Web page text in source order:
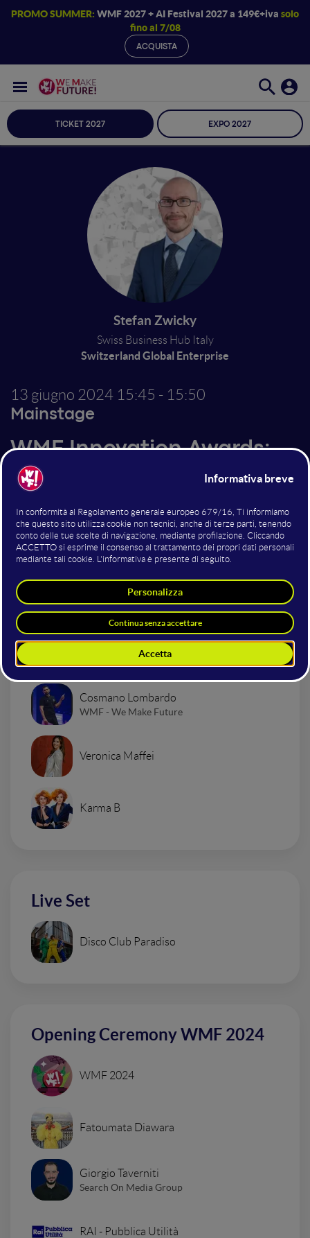
PROMO SUMMER: WMF 2027 + AI Festival 2027 a 149€+iva solo
fino al 7/08
ACQUISTA
TICKET 2027 EXPO 2027
Stefan Zwicky
Swiss Business Hub Italy
Switzerland Global Enterprise
13 giugno 2024 15:45 - 15:50
Mainstage
WMF Innovation Awards:
Innovative Country of the
Year
Mainstage
Co-Hosting
Cosmano Lombardo
WMF - We Make Future
Veronica Maffei
Karma B
Live Set
Disco Club Paradiso
Opening Ceremony WMF 2024
WMF 2024
Fatoumata Diawara
Giorgio Taverniti
Search On Media Group
RAI - Pubblica Utilità